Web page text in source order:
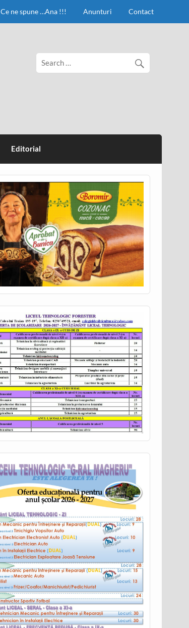
Ce ne spune …Ana !!! Anunturi Contact
Editorial